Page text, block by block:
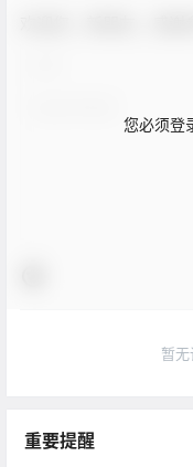
您必须登
暂
重要提醒